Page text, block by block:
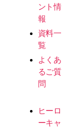
ント情
報
資料一
覧
よくあ
るご質
問
ヒーロ
ーキャ